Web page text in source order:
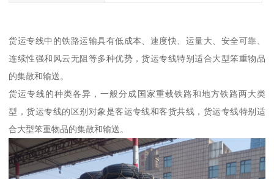
货运专线中的铁路运输具有低成本、速度快、运量大、安全可靠、
连续性强和风云无阻等多种优势，货运专线特别适合大型笨重物品
的集散和输送。
货运专线的种类各异，一般分成国家重载铁路和地方铁路两大类
型，货运专线的区别对象是客运专线和客货共线，货运专线特别适
合大型笨重物品的集散和输送。